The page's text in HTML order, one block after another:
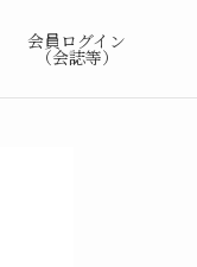
会員ログイン
（会誌等）